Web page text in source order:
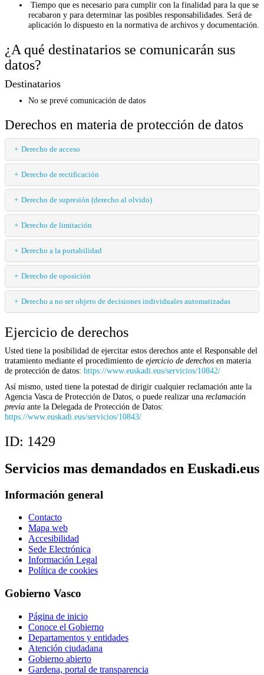
Tiempo que es necesario para cumplir con la finalidad para la que se
recabaron y para determinar las posibles responsabilidades. Será de
aplicación lo dispuesto en la normativa de archivos y documentación.
¿A qué destinatarios se comunicarán sus
datos?
Destinatarios
No se prevé comunicación de datos
Derechos en materia de protección de datos
Derecho de acceso
Derecho de rectificación
Derecho de supresión (derecho al olvido)
Derecho de limitación
Derecho a la portabilidad
Derecho de oposición
Derecho a no ser objeto de decisiones individuales automatizadas
Ejercicio de derechos
Usted tiene la posibilidad de ejercitar estos derechos ante el Responsable del
tratamiento mediante el procedimiento de ejercicio de derechos en materia
de protección de datos: https://www.euskadi.eus/servicios/10842/
Así mismo, usted tiene la potestad de dirigir cualquier reclamación ante la
Agencia Vasca de Protección de Datos, o puede realizar una reclamación
previa ante la Delegada de Protección de Datos:
https://www.euskadi.eus/servicios/10843/
ID: 1429
Servicios mas demandados en Euskadi.eus
Información general
Contacto
Mapa web
Accesibilidad
Sede Electrónica
Información Legal
Política de cookies
Gobierno Vasco
Página de inicio
Conoce el Gobierno
Departamentos y entidades
Atención ciudadana
Gobierno abierto
Gardena, portal de transparencia